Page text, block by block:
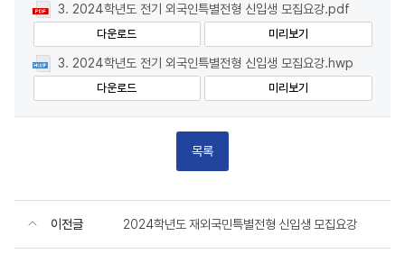
3. 2024학년도 전기 외국인특별전형 신입생 모집요강.pdf
다운로드 미리보기
3. 2024학년도 전기 외국인특별전형 신입생 모집요강.hwp
다운로드 미리보기
목록
이전글 2024학년도 재외국민특별전형 신입생 모집요강